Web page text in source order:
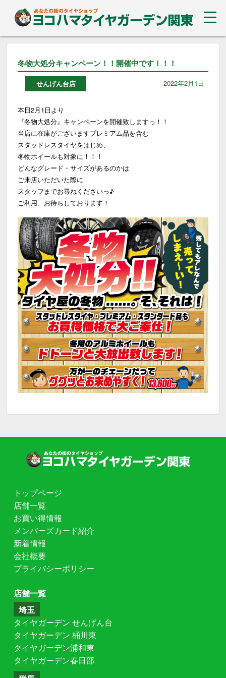
冬物大処分キャンペーン！！開催中です！！！
せんげん台店 2022年2月1日
本日2月1日より
『冬物大処分』キャンペーンを開催致しますっ！！
当店に在庫がございますプレミアム品を含む
スタッドレスタイヤをはじめ、
冬物ホイールも対象に！！！
どんなグレード・サイズがあるのかは
ご来店いただいた際に
スタッフまでお尋ねくださいっ♪
ご利用、お待ちしております！
トップページ
店舗一覧
お買い得情報
メンバーズカード紹介
新着情報
会社概要
プライバシーポリシー
店舗一覧
埼玉
タイヤガーデン せんげん台
タイヤガーデン 桶川東
タイヤガーデン浦和東
タイヤガーデン春日部